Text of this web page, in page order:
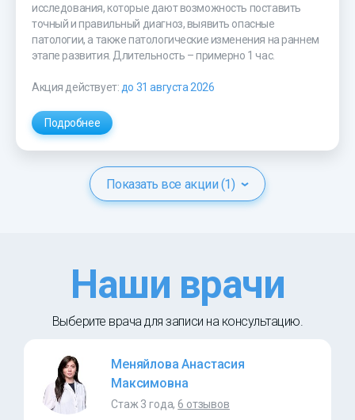
исследования, которые дают возможность поставить
точный и правильный диагноз, выявить опасные
патологии, а также патологические изменения на раннем
этапе развития. Длительность – примерно 1 час.
Акция действует:до 31 августа 2026
Подробнее
Показать все акции (1)
Наши врачи
Выберите врача для записи на консультацию.
Меняйлова Анастасия
Максимовна
Стаж 3 года,6 отзывов